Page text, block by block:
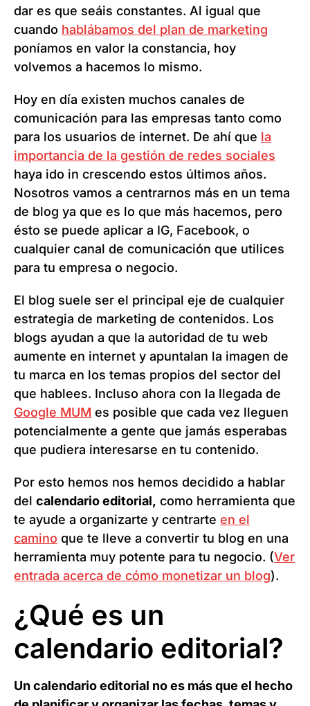
dar es que seáis constantes. Al igual que
cuando hablábamos del plan de marketing
poníamos en valor la constancia, hoy
volvemos a hacemos lo mismo.
Hoy en día existen muchos canales de
comunicación para las empresas tanto como
para los usuarios de internet. De ahí que la
importancia de la gestión de redes sociales
haya ido in crescendo estos últimos años.
Nosotros vamos a centrarnos más en un tema
de blog ya que es lo que más hacemos, pero
ésto se puede aplicar a IG, Facebook, o
cualquier canal de comunicación que utilices
para tu empresa o negocio.
El blog suele ser el principal eje de cualquier
estrategia de marketing de contenidos. Los
blogs ayudan a que la autoridad de tu web
aumente en internet y apuntalan la imagen de
tu marca en los temas propios del sector del
que hablees. Incluso ahora con la llegada de
Google MUM es posible que cada vez lleguen
potencialmente a gente que jamás esperabas
que pudiera interesarse en tu contenido.
Por esto hemos nos hemos decidido a hablar
del calendario editorial, como herramienta que
te ayude a organizarte y centrarte en el
camino que te lleve a convertir tu blog en una
herramienta muy potente para tu negocio. (Ver
entrada acerca de cómo monetizar un blog).
¿Qué es un
calendario editorial?
Un calendario editorial no es más que el hecho